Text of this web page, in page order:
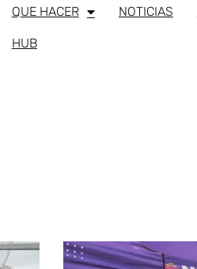
QUE HACER NOTICIAS
HUB